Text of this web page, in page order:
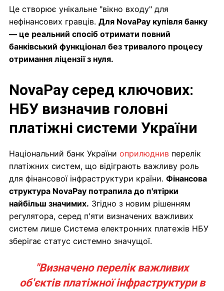
Це створює унікальне "вікно входу" для
нефінансових гравців. Для NovaPay купівля банку
— це реальний спосіб отримати повний
банківський функціонал без тривалого процесу
отримання ліцензії з нуля.
NovaPay серед ключових:
НБУ визначив головні
платіжні системи України
Національний банк України оприлюднив перелік
платіжних систем, що відіграють важливу роль
для фінансової інфраструктури країни. Фінансова
структура NovaPay потрапила до п'ятірки
найбільш значимих. Згідно з новим рішенням
регулятора, серед п'яти визначених важливих
систем лише Система електронних платежів НБУ
зберігає статус системно значущої.
"Визначено перелік важливих
об'єктів платіжної інфраструктури в